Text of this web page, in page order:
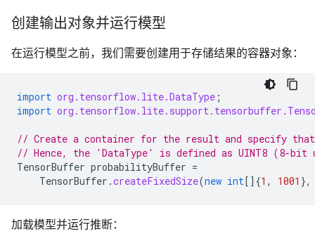
创建输出对象并运行模型
在运行模型之前，我们需要创建用于存储结果的容器对象：
import org.tensorflow.lite.DataType ;
import
// Create a container for the result and specify
// Hence, the 'DataType' is defined as UINT8 (8-bit
TensorBuffer probabilityBuffer =
TensorBuffer .createFixedSize(new int[] {1 , 1001 },
加载模型并运行推断：